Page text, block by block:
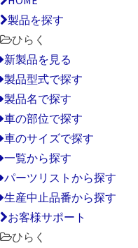
製品を探す
ひらく
新製品を見る
製品型式で探す
製品名で探す
車の部位で探す
車のサイズで探す
一覧から探す
パーツリストから探す
生産中止品番から探す
お客様サポート
ひらく